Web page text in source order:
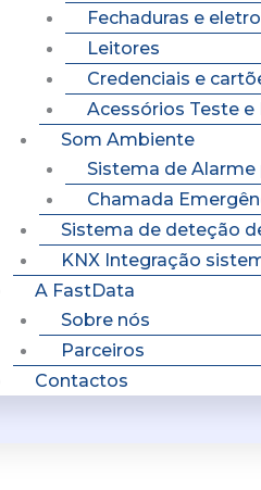
Fechaduras e
Leitores
Credenciais e
Acessórios Teste
Som Ambiente
Sistema de Alarme
Chamada
Sistema de deteção
KNX Integração
A FastData
Sobre nós
Parceiros
Contactos